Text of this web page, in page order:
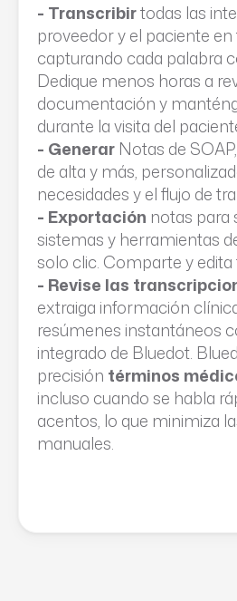
- Transcribirtodas las
proveedor y el paciente
capturando cada palabra
Dedique menos horas a
documentación y
durante la visita del
- Generar Notas de
de alta y más,
necesidades y el flujo de
- Exportación notas para
sistemas y herramientas
solo clic. Comparte y
- Revise las
extraiga información
resúmenes instantáneos
integrado de Bluedot.
precisión términos
incluso cuando se habla
acentos, lo que minimiza
manuales.